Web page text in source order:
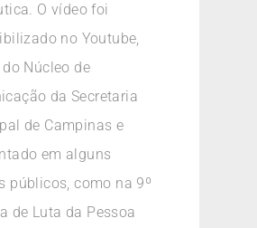
O vídeo foi
no Youtube,
Núcleo de
da Secretaria
de Campinas e
em alguns
públicos, como na 9º
de Luta da Pessoa